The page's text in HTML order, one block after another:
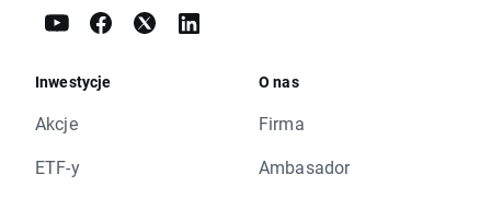
Inwestycje
Akcje
ETF-y
O nas
Firma
Ambasador